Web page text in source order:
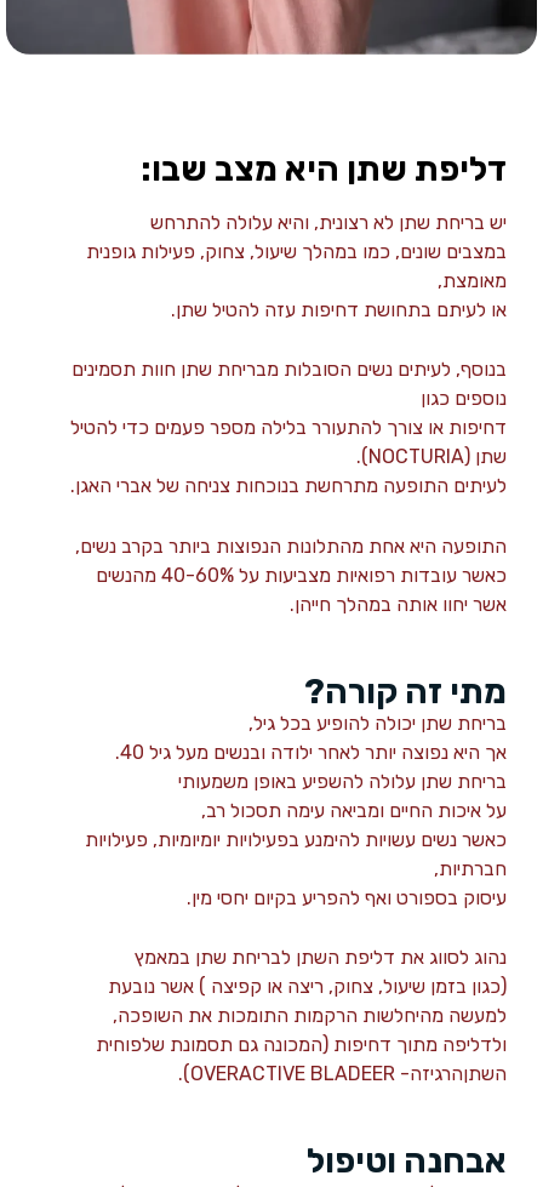
דליפת שתן היא מצב שבו:
יש בריחת שתן לא רצונית, והיא עלולה להתרחש
במצבים שונים, כמו במהלך שיעול, צחוק, פעילות גופנית
מאומצת,
או לעיתם בתחושת דחיפות עזה להטיל שתן.
בנוסף, לעיתים נשים הסובלות מבריחת שתן חוות תסמינים
נוספים כגון
דחיפות או צורך להתעורר בלילה מספר פעמים כדי להטיל
שתן (NOCTURIA).
לעיתים התופעה מתרחשת בנוכחות צניחה של אברי האגן.
התופעה היא אחת מהתלונות הנפוצות ביותר בקרב נשים,
כאשר עובדות רפואיות מצביעות על 40-60% מהנשים
אשר יחוו אותה במהלך חייהן.
מתי זה קורה?
בריחת שתן יכולה להופיע בכל גיל,
אך היא נפוצה יותר לאחר ילודה ובנשים מעל גיל 40.
בריחת שתן עלולה להשפיע באופן משמעותי
על איכות החיים ומביאה עימה תסכול רב,
כאשר נשים עשויות להימנע בפעילויות יומיומיות, פעילויות
חברתיות,
עיסוק בספורט ואף להפריע בקיום יחסי מין.
נהוג לסווג את דליפת השתן לבריחת שתן במאמץ
(כגון בזמן שיעול, צחוק, ריצה או קפיצה ) אשר נובעת
למעשה מהיחלשות הרקמות התומכות את השופכה,
ולדליפה מתוך דחיפות (המכונה גם תסמונת שלפוחית
השתןהרגיזה- OVERACTIVE BLADEER).
אבחנה וטיפול